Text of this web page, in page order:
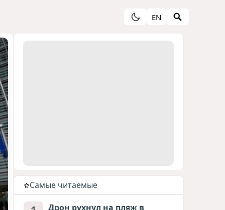
EN
Cамые читаемые
Дрон рухнул на пляж в